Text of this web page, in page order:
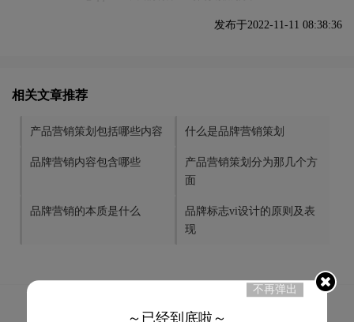
发布于2022-11-11 08:38:36
相关文章推荐
产品营销策划包括哪些内容 什么是品牌营销策划
品牌营销内容包含哪些
产品营销策划分为那几个方
面
品牌营销的本质是什么
品牌标志vi设计的原则及表
现
不再弹出
～已经到底啦～